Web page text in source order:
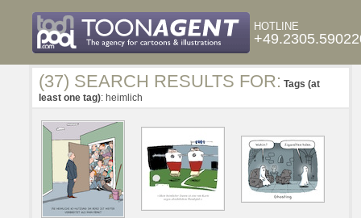
HOTLINE
(37) SEARCH RESULTS FOR: Tags (at
least one tag): heimlich